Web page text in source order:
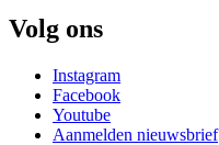
Volg ons
Instagram
Facebook
Youtube
Aanmelden nieuwsbrief